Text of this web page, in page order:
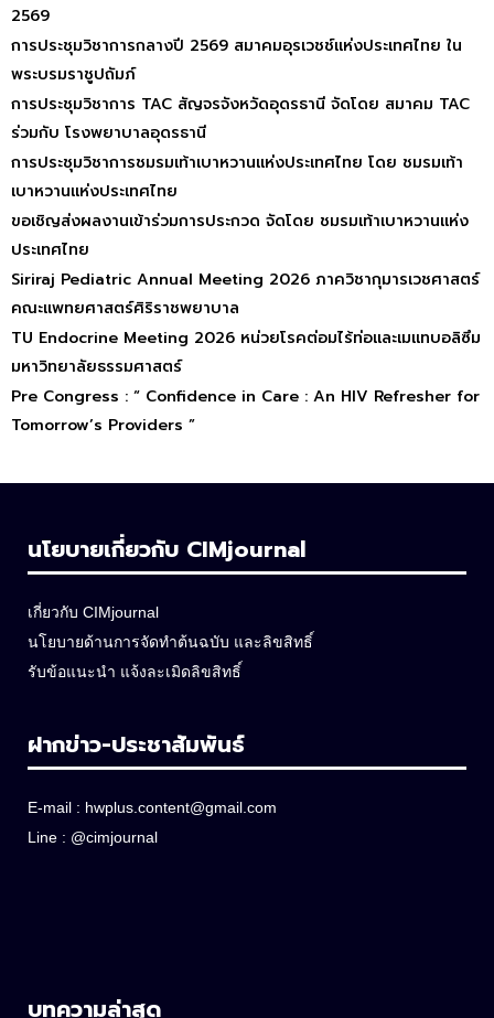
2569
การประชุมวิชาการกลางปี 2569 สมาคมอุรเวชช์แห่งประเทศไทย ใน
พระบรมราชูปถัมภ์
การประชุมวิชาการ TAC สัญจรจังหวัดอุดรธานี จัดโดย สมาคม TAC
ร่วมกับ โรงพยาบาลอุดรธานี
การประชุมวิชาการชมรมเท้าเบาหวานแห่งประเทศไทย โดย ชมรมเท้า
เบาหวานแห่งประเทศไทย
ขอเชิญส่งผลงานเข้าร่วมการประกวด จัดโดย ชมรมเท้าเบาหวานแห่ง
ประเทศไทย
Siriraj Pediatric Annual Meeting 2026 ภาควิชากุมารเวชศาสตร์
คณะแพทยศาสตร์ศิริราชพยาบาล
TU Endocrine Meeting 2026 หน่วยโรคต่อมไร้ท่อและเมแทบอลิซึม
มหาวิทยาลัยธรรมศาสตร์
Pre Congress : “ Confidence in Care : An HIV Refresher for
Tomorrow’s Providers ”
นโยบายเกี่ยวกับ CIMjournal
เกี่ยวกับ CIMjournal
นโยบายด้านการจัดทำต้นฉบับ และลิขสิทธิ์
รับข้อแนะนำ แจ้งละเมิดลิขสิทธิ์
ฝากข่าว-ประชาสัมพันธ์
E-mail : hwplus.content@gmail.com
Line : @cimjournal
บทความล่าสุด